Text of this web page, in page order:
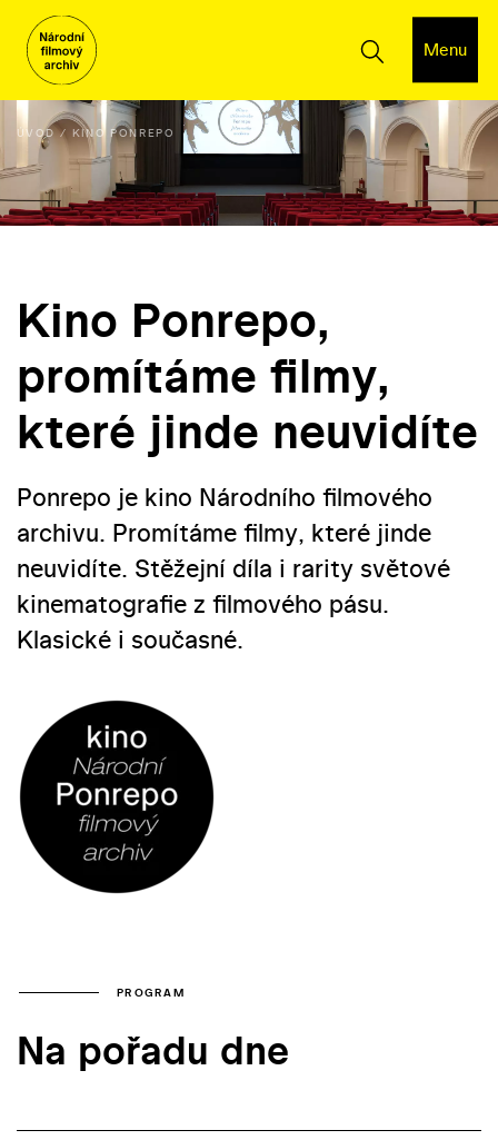
Menu
ÚVOD KINO PONREPO
Kino Ponrepo,
promítáme filmy,
které jinde neuvidíte
Ponrepo je kino Národního filmového
archivu. Promítáme filmy, které jinde
neuvidíte. Stěžejní díla i rarity světové
kinematografie z filmového pásu.
Klasické i současné.
PROGRAM
Na pořadu dne